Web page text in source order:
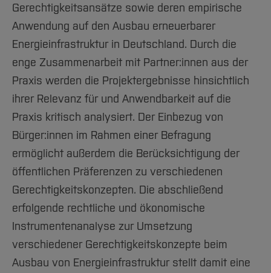
Gerechtigkeitsansätze sowie deren empirische
Anwendung auf den Ausbau erneuerbarer
Energieinfrastruktur in Deutschland. Durch die
enge Zusammenarbeit mit Partner:innen aus der
Praxis werden die Projektergebnisse hinsichtlich
ihrer Relevanz für und Anwendbarkeit auf die
Praxis kritisch analysiert. Der Einbezug von
Bürger:innen im Rahmen einer Befragung
ermöglicht außerdem die Berücksichtigung der
öffentlichen Präferenzen zu verschiedenen
Gerechtigkeitskonzepten. Die abschließend
erfolgende rechtliche und ökonomische
Instrumentenanalyse zur Umsetzung
verschiedener Gerechtigkeitskonzepte beim
Ausbau von Energieinfrastruktur stellt damit eine